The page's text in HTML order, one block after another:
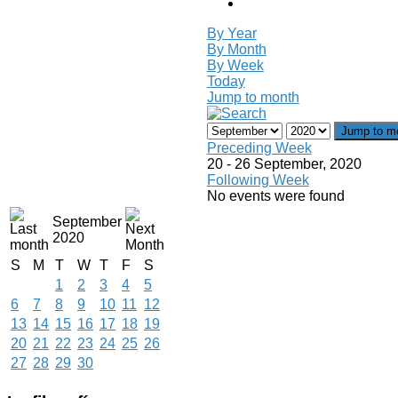
By Year
By Month
By Week
Today
Jump to month
Jump to
Preceding Week
20 - 26 September, 2020
Following Week
No events were found
September
2020
S
M T W T F
S
1
2 3 4
5
6
7 8 9 10 11 12
13 14 15 16 17 18 19
20 21 22 23 24 25 26
27 28 29 30